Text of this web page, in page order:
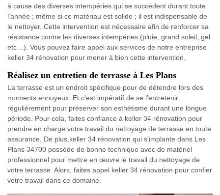
à cause des diverses intempéries qui se succèdent durant toute
l’année ; même si ce matériau est solide ; il est indispensable de
le nettoyer. Cette intervention est nécessaire afin de renforcer sa
résistance contre les diverses intempéries (pluie, grand soleil, gel
etc…). Vous pouvez faire appel aux services de notre entreprise
keller 34 rénovation pour mener à bien cette intervention.
Réalisez un entretien de terrasse à Les Plans
La terrasse est un endroit spécifique pour de détendre lors des
moments ennuyeux. Et c'est impératif de se l’entretenir
régulièrement pour préserver son esthétisme durant une longue
période. Pour cela, faites confiance à keller 34 rénovation pour
prendre en charge votre travail du nettoyage de terrasse en toute
assurance. De plus,keller 34 rénovation qui s'implante dans Les
Plans 34700 possède de bonne technique avec de matériel
professionnel pour mettre en œuvre le travail du nettoyage de
votre terrasse. Alors, faites appel keller 34 rénovation pour confier
votre travail dans ce domaine.